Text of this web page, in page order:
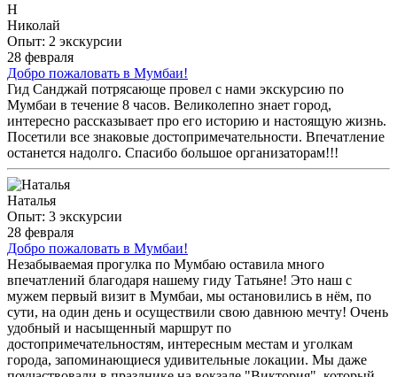
Н
Николай
Опыт: 2 экскурсии
28 февраля
Добро пожаловать в Мумбаи!
Гид Санджай потрясающе провел с нами экскурсию по
Мумбаи в течение 8 часов. Великолепно знает город,
интересно рассказывает про его историю и настоящую жизнь.
Посетили все знаковые достопримечательности. Впечатление
останется надолго. Спасибо большое организаторам!!!
Наталья
Опыт: 3 экскурсии
28 февраля
Добро пожаловать в Мумбаи!
Незабываемая прогулка по Мумбаю оставила много
впечатлений благодаря нашему гиду Татьяне! Это наш с
мужем первый визит в Мумбаи, мы остановились в нём, по
сути, на один день и осуществили свою давнюю мечту! Очень
удобный и насыщенный маршрут по
достопримечательностям, интересным местам и уголкам
города, запоминающиеся удивительные локации. Мы даже